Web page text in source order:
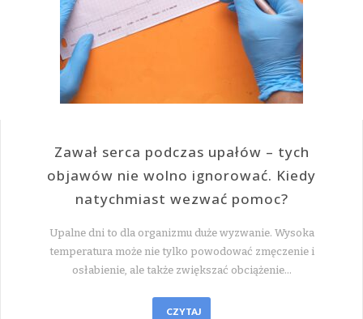
Zawał serca podczas upałów – tych
objawów nie wolno ignorować. Kiedy
natychmiast wezwać pomoc?
Upalne dni to dla organizmu duże wyzwanie. Wysoka
temperatura może nie tylko powodować zmęczenie i
osłabienie, ale także zwiększać obciążenie…
CZYTAJ